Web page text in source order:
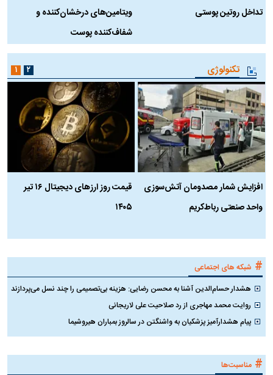
تداخل روتین پوستی
ویتامین‌های درخشان‌کننده و
شفاف‌کننده پوست
تکنولوژی
افزایش شمار مصدومان آتش‌سوزی
واحد صنعتی رباط‌کریم
قیمت روز ارز‌های دیجیتال ۱۶ تیر
۱۴۰۵
۱ ۲
# شبکه های اجتماعی
هشدار حسام‌الدین آشنا به محسن رضایی: هزینه بی‌تصمیمی را چند نسل می‌پردازند
روایت محمد مهاجری از رد صلاحیت علی لاریجانی
پیام هشدارآمیز پزشکیان به واشنگتن در سالروز بمباران هیروشیما
# مناسبت‌ها